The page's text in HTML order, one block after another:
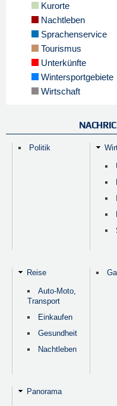
Kurorte
Nachtleben
Sprachenservice
Tourismus
Unterkünfte
Wintersportgebiete
Wirtschaft
Politik
Reise
Auto-Moto,
Transport
Einkaufen
Gesundheit
Nachtleben
Panorama